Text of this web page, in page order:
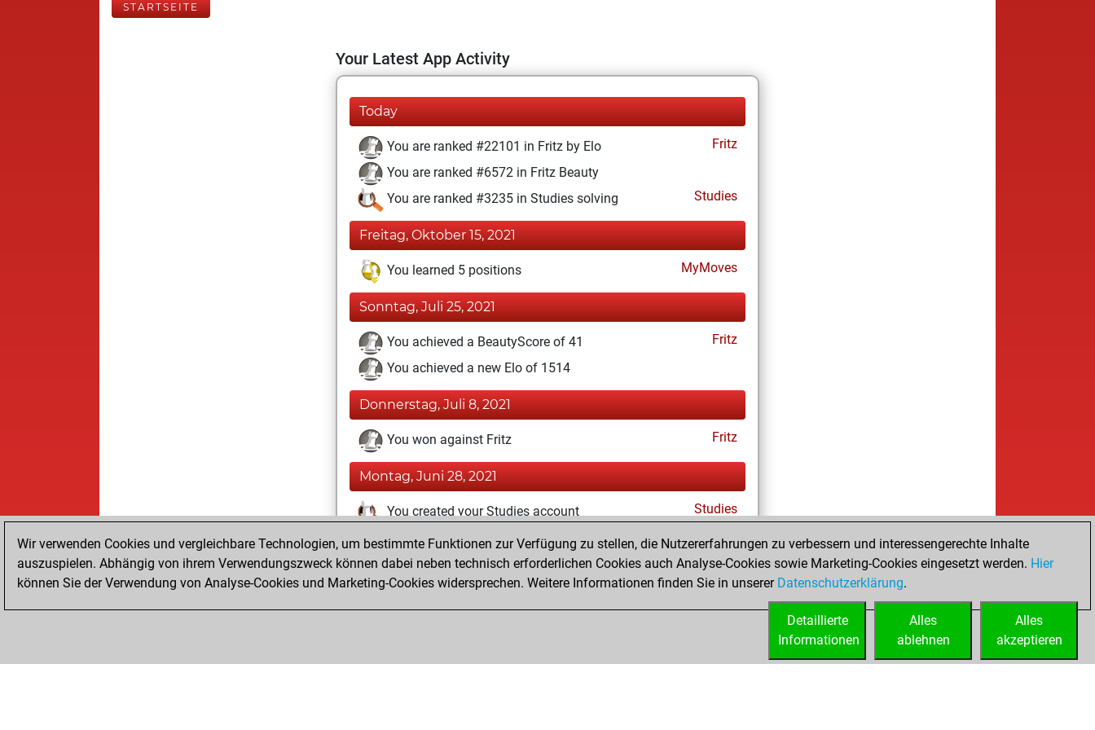
STARTSEITE
Your Latest App Activity
Today
You are ranked #22101 in Fritz by Elo
Fritz
You are ranked #6572 in Fritz Beauty
You are ranked #3235 in Studies solving
Studies
Freitag, Oktober 15, 2021
You learned 5 positions MyMoves
Sonntag, Juli 25, 2021
You achieved a BeautyScore of 41
Fritz
You achieved a new Elo of 1514
Donnerstag, Juli 8, 2021
You won against Fritz Fritz
Montag, Juni 28, 2021
You created your Studies account Studies
Sonntag, Juni 27, 2021
You created your Fritz account Fritz
Wir verwenden Cookies und vergleichbare Technologien, um bestimmte Funktionen zur Verfügung zu stellen, die Nutzererfahrungen zu verbessern und interessengerechte Inhalte
auszuspielen. Abhängig von ihrem Verwendungszweck können dabei neben technisch erforderlichen Cookies auch Analyse-Cookies sowie Marketing-Cookies eingesetzt werden. Hier
können Sie der Verwendung von Analyse-Cookies und Marketing-Cookies widersprechen. Weitere Informationen finden Sie in unserer Datenschutzerklärung.
Alles
akzeptieren
Alles
ablehnen
Detaillierte
Informationen